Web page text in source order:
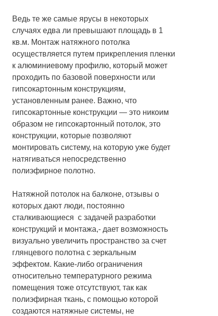
Ведь те же самые ярусы в некоторых
случаях едва ли превышают площадь в 1
кв.м. Монтаж натяжного потолка
осуществляется путем прикрепления пленки
к алюминиевому профилю, который может
проходить по базовой поверхности или
гипсокартонным конструкциям,
установленным ранее. Важно, что
гипсокартонные конструкции — это никоим
образом не гипсокартонный потолок, это
конструкции, которые позволяют
монтировать систему, на которую уже будет
натягиваться непосредственно
полиэфирное полотно.
Натяжной потолок на балконе, отзывы о
которых дают люди, постоянно
сталкивающиеся с задачей разработки
конструкций и монтажа,- дает возможность
визуально увеличить пространство за счет
глянцевого полотна с зеркальным
эффектом. Какие-либо ограничения
относительно температурного режима
помещения тоже отсутствуют, так как
полиэфирная ткань, с помощью которой
создаются натяжные системы, не